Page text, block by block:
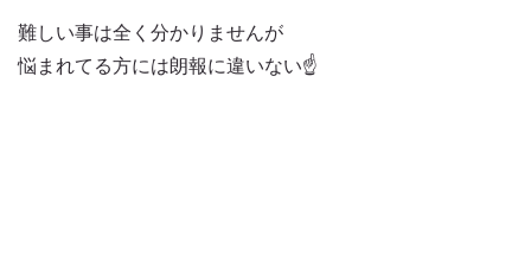
難しい事は全く分かりませんが
悩まれてる方には朗報に違いない☝️